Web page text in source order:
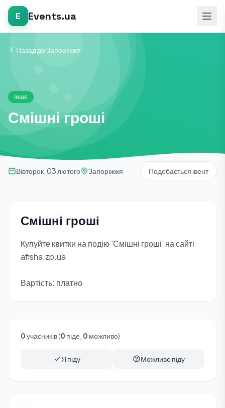
E Events.ua
Назад до Запоріжжя
Інше
Смішні гроші
Вівторок, 03 лютого Запоріжжя Подобається івент
Смішні гроші
Купуйте квитки на подію 'Смішні гроші' на сайті
afisha.zp.ua
Вартість: платно
0учасників (0 піде, 0 можливо)
Я піду Можливо піду